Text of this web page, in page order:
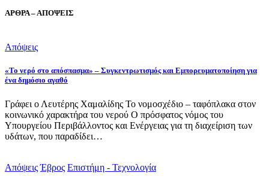
ΑΡΘΡΑ – ΑΠΟΨΕΙΣ
Απόψεις
«Το νερό στο απόσπασμα» – Συγκεντρωτισμός και Εμπορευματοποίηση για
ένα δημόσιο αγαθό
Γράφει ο Λευτέρης Χαμαλίδης Το νομοσχέδιο – ταφόπλακα στον
κοινωνικό χαρακτήρα του νερού Ο πρόσφατος νόμος του
Υπουργείου Περιβάλλοντος και Ενέργειας για τη διαχείριση των
υδάτων, που παραδίδει…
Απόψεις Έβρος Επιστήμη - Τεχνολογία